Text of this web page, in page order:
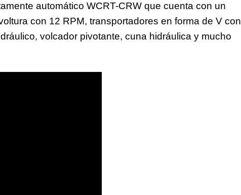
automático WCRT-CRW que cuenta con un
con 12 RPM, transportadores en forma de V con
volcador pivotante, cuna hidráulica y mucho